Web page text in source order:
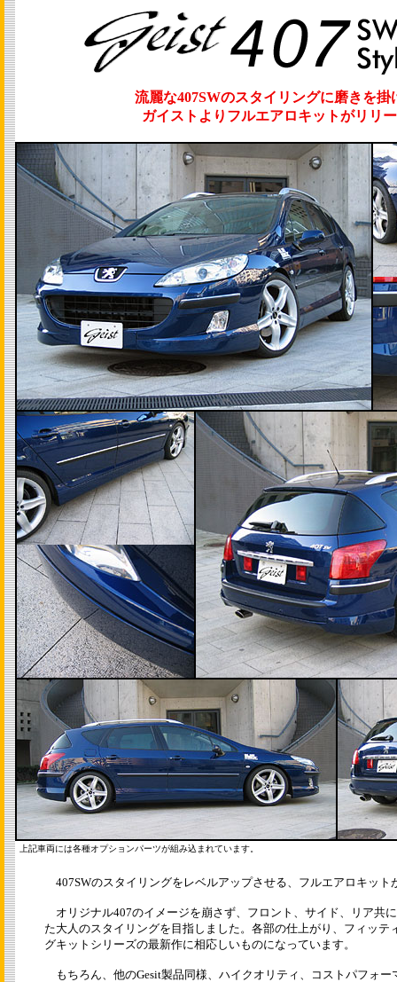
流麗な407SWのスタイリングに磨きを掛
ガイストよりフルエアロキットがリリ
上記車両には各種オプションパーツが組み込まれています。
407SWのスタイリングをレベルアップさせる、フルエアロキット
オリジナル407のイメージを崩さず、フロント、サイド、リア共
た大人のスタイリングを目指しました。各部の仕上がり、フィッテ
グキットシリーズの最新作に相応しいものになっています。
もちろん、他のGesit製品同様、ハイクオリティ、コストパフォー